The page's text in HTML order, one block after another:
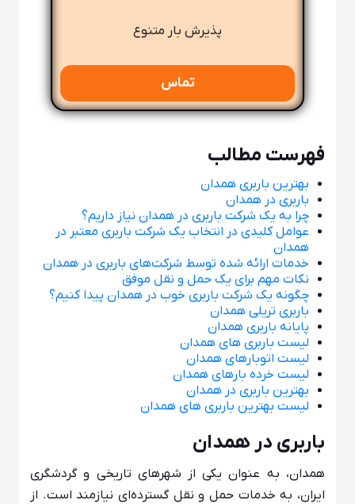
پذیرش بار متنوع
تماس
فهرست مطالب
بهترین باربری همدان
باربری در همدان
چرا به یک شرکت باربری در همدان نیاز داریم؟
عوامل کلیدی در انتخاب یک شرکت باربری معتبر در
همدان
خدمات ارائه شده توسط شرکت‌های باربری در همدان
نکات مهم برای یک حمل و نقل موفق
چگونه یک شرکت باربری خوب در همدان پیدا کنیم؟
باربری تریلی همدان
پایانه باربری همدان
لیست باربری های همدان
لیست اتوبارهای همدان
لیست خرده بارهای همدان
بهترین باربری در همدان
لیست بهترین باربری های همدان
باربری در همدان
همدان، به عنوان یکی از شهرهای تاریخی و گردشگری
ایران، به خدمات حمل و نقل گسترده‌ای نیازمند است. از